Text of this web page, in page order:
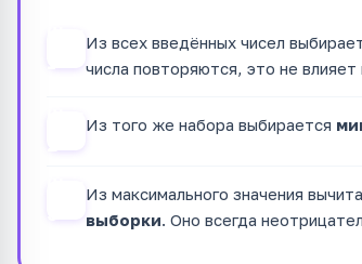
Из всех введённых чисел
числа повторяются, это не влияет
Из того же набора выбирается
Из максимального значения
выборки. Оно всегда